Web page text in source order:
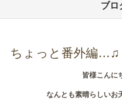
中古車
ブロ
ちょっと番外編…♫
皆様こんに
なんとも素晴らしいお